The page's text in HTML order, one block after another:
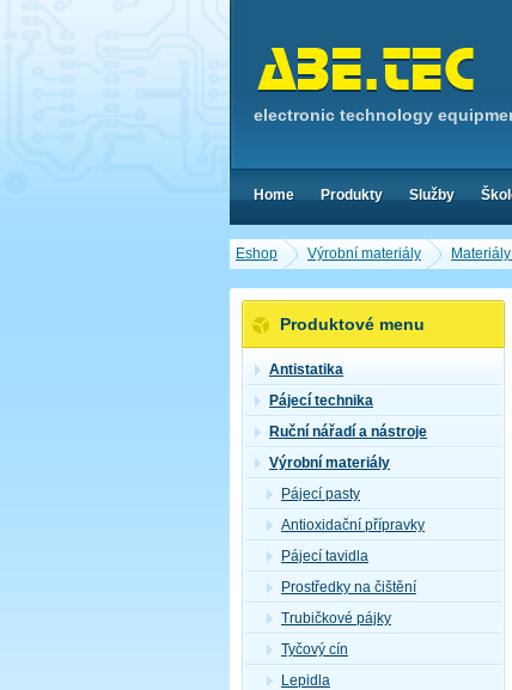
Eshop Výrobní materiály
Produktové menu
Antistatika
Pájecí technika
Ruční nářadí a nástroje
Výrobní materiály
Pájecí pasty
Antioxidační přípravky
Pájecí tavidla
Prostředky na čištění
Trubičkové pájky
Tyčový cín
Lepidla
electronic technology
Home Produkty Služby